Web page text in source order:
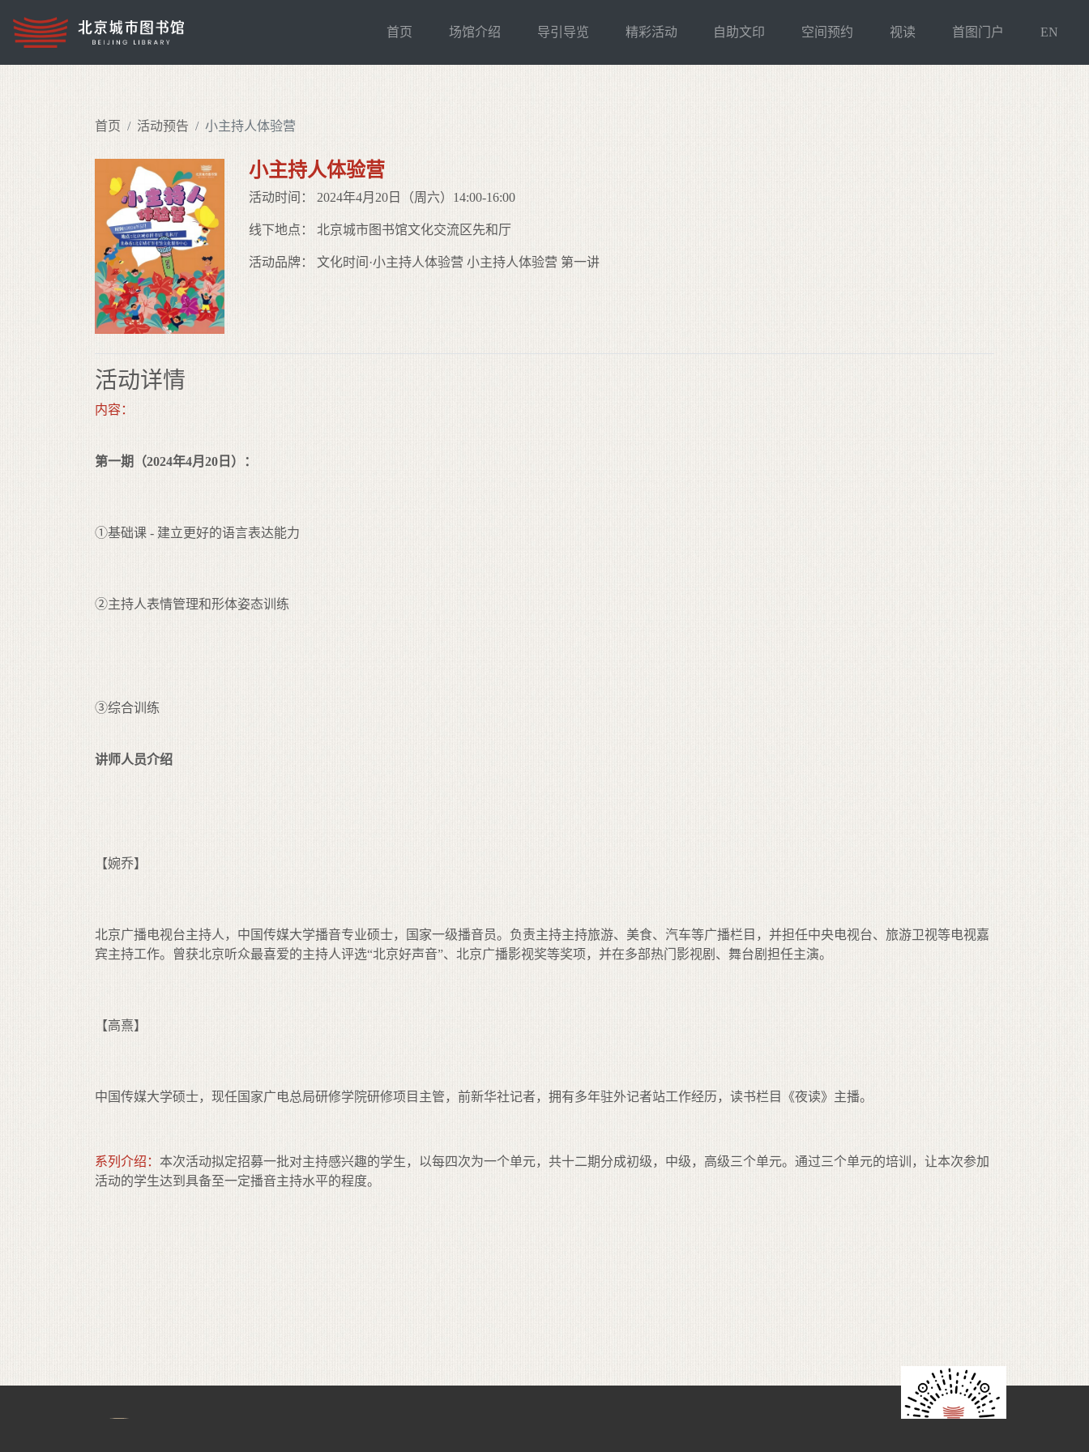
首页 场馆介绍 导引导览 精彩活动 自助文印 空间预约 视读 首图门户 EN
首页 活动预告 小主持人体验营
小主持人体验营
活动时间： 2024年4月20日（周六）14:00-16:00
线下地点： 北京城市图书馆文化交流区先和厅
活动品牌： 文化时间·小主持人体验营 小主持人体验营 第一讲
活动详情
内容：
第一期（2024年4月 20 日）：
①基础课 - 建立更好的语言表达能力
②主持人表情管理和形体姿态训练
③综合训练
讲师人员介绍
【婉乔】
北京广播电视台主持人，中国传媒大学播音专业硕士，国家一级播音员。负责主持主持旅游、美食、汽车等广播栏目，并担任中央电视台、旅游卫视等电视嘉
宾主持工作。曾获北京听众最喜爱的主持人评选“北京好声音”、北京广播影视奖等奖项，并在多部热门影视剧、舞台剧担任主演。
【高熹】
中国传媒大学硕士，现任国家广电总局研修学院研修项目主管，前新华社记者，拥有多年驻外记者站工作经历，读书栏目《夜读》主播。
系列介绍： 本次活动拟定招募一批对主持感兴趣的学生，以每四次为一个单元，共十二期分成初级，中级，高级三个单元。通过三个单元的培训，让本次参加
活动的学生达到具备至一定播音主持水平的程度。